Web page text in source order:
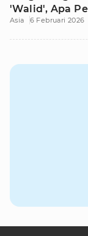
'Walid', Apa
Asia 6 Februari 2026